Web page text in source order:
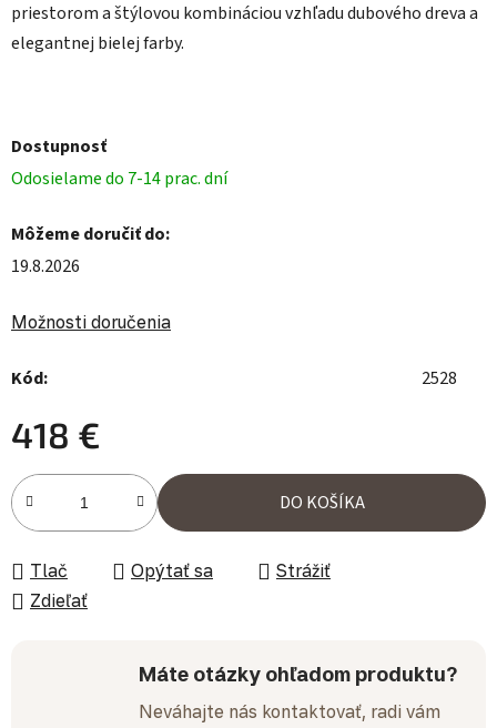
priestorom a štýlovou kombináciou vzhľadu dubového dreva a
elegantnej bielej farby.
Dostupnosť
Odosielame do 7-14 prac. dní
Môžeme doručiť do:
19.8.2026
Možnosti doručenia
Kód: 2528
418 €
Jednotková cena:
DO KOŠÍKA
Tlač Opýtať sa
Strážiť
Zdieľať
Máte otázky ohľadom produktu?
Neváhajte nás kontaktovať, radi vám